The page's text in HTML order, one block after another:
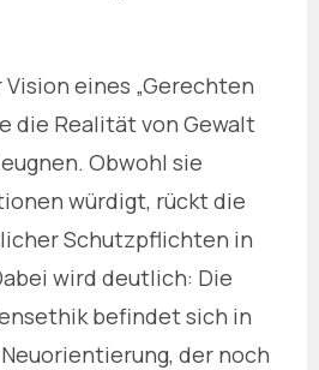
Vision eines „Gerechten
die Realität von Gewalt
Obwohl sie
würdigt, rückt die
Schutzpflichten in
wird deutlich: Die
befindet sich in
der noch